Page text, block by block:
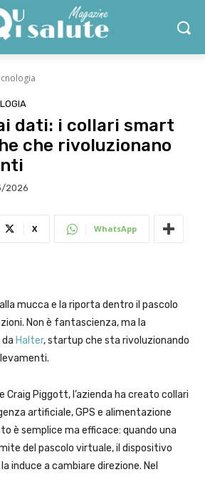
dati: i collari smart
che rivoluzionano
2026
X WhatsApp
mucca e la riporta dentro il pascolo
Non è fantascienza, ma la
Halter, startup che sta rivoluzionando
Craig Piggott, l’azienda ha creato collari
artificiale, GPS e alimentazione
è semplice ma efficace: quando una
del pascolo virtuale, il dispositivo
induce a cambiare direzione. Nel